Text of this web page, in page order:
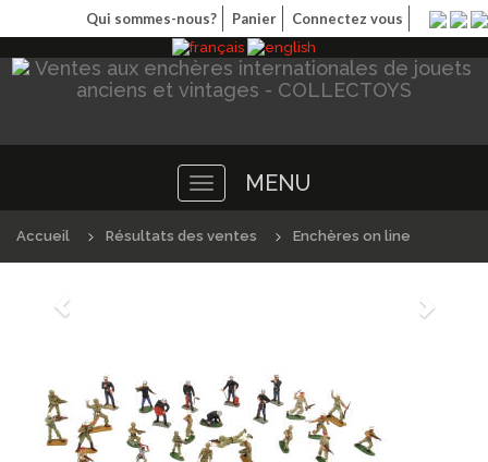
Qui sommes-nous? Panier Connectez vous
Toggle
navigation
MENU
Accueil Résultats des ventes Enchères on line
Précédént